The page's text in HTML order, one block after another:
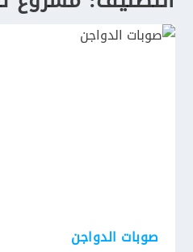
صوبات الدواجن